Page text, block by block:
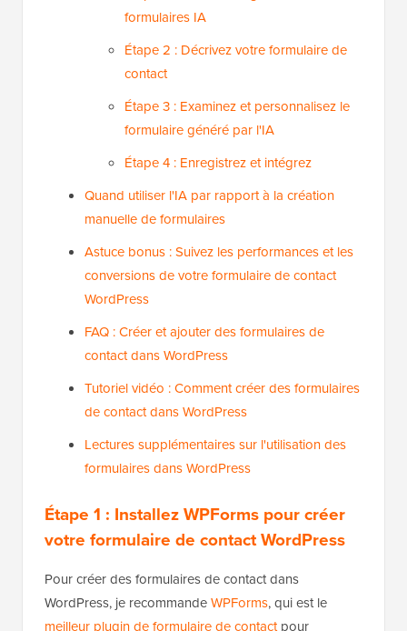
formulaires IA
Étape 2 : Décrivez votre formulaire de
contact
Étape 3 : Examinez et personnalisez le
formulaire généré par l'IA
Étape 4 : Enregistrez et intégrez
Quand utiliser l'IA par rapport à la création
manuelle de formulaires
Astuce bonus : Suivez les performances et les
conversions de votre formulaire de contact
WordPress
FAQ : Créer et ajouter des formulaires de
contact dans WordPress
Tutoriel vidéo : Comment créer des formulaires
de contact dans WordPress
Lectures supplémentaires sur l'utilisation des
formulaires dans WordPress
Étape 1 : Installez WPForms pour créer
votre formulaire de contact WordPress
Pour créer des formulaires de contact dans
WordPress, je recommandeWPForms, qui est le
meilleur plugin de formulaire de contactpour